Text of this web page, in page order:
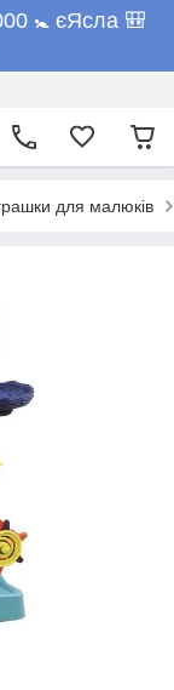
🚼 єЯсла 🎒
для малюків